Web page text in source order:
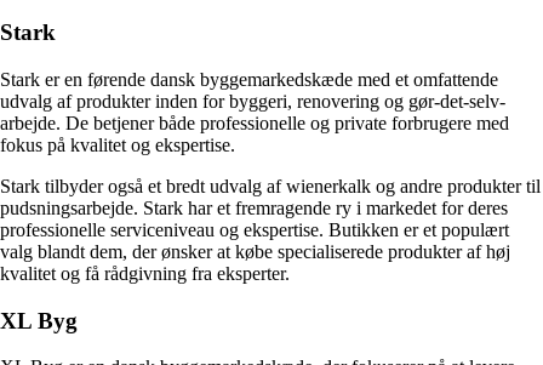
Stark
Stark er en førende dansk byggemarkedskæde med et omfattende
udvalg af produkter inden for byggeri, renovering og gør-det-selv-
arbejde. De betjener både professionelle og private forbrugere med
fokus på kvalitet og ekspertise.
Stark tilbyder også et bredt udvalg af wienerkalk og andre produkter til
pudsningsarbejde. Stark har et fremragende ry i markedet for deres
professionelle serviceniveau og ekspertise. Butikken er et populært
valg blandt dem, der ønsker at købe specialiserede produkter af høj
kvalitet og få rådgivning fra eksperter.
XL Byg